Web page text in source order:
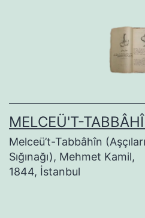
MELCEÜ'T-
Melceü’t-Tabbâhîn
Sığınağı), Mehmet Kamil,
1844, İstanbul